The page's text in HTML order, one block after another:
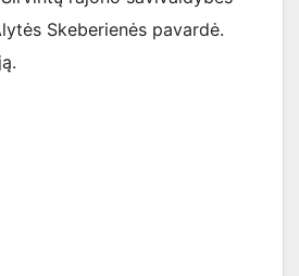
Skeberienės pavardė.